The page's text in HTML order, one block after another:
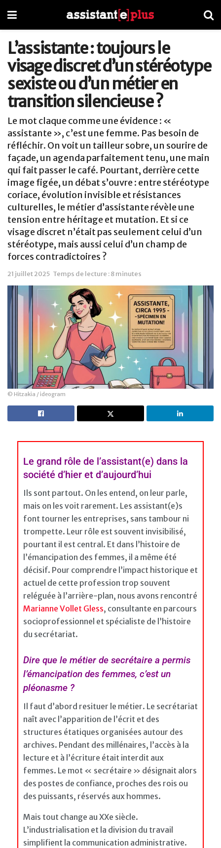
L’assistante : toujours le
visage discret d’un stéréotype
sexiste ou d’un métier en
transition silencieuse ?
Le mot claque comme une évidence : «
assistante », c’est une femme. Pas besoin de
réfléchir. On voit un tailleur sobre, un sourire de
façade, un agenda parfaitement tenu, une main
qui fait passer le café. Pourtant, derrière cette
image figée, un débat s’ouvre : entre stéréotype
coriace, évolution invisible et résistances
culturelles, le métier d’assistante révèle une
tension entre héritage et mutation. Et si ce
visage discret n’était pas seulement celui d’un
stéréotype, mais aussi celui d’un champ de
forces contradictoires ?
21 juillet 2025 Temps de lecture : 8 minutes
© Hitzakia / ideogram
Le grand rôle de l’assistant(e) dans la
société d’hier et d’aujourd’hui
Ils sont partout. On les entend, on leur parle,
mais on les voit rarement. Les assistant(e)s
font tourner les entreprises, sans tambour ni
trompette. Leur rôle est souvent invisibilisé,
pourtant il est central. Et dans l’histoire de
l’émancipation des femmes, il a même été
décisif. Pour comprendre l’impact historique et
actuel de cette profession trop souvent
reléguée à l’arrière-plan, nous avons rencontré
Marianne Vollet Gless, consultante en parcours
socioprofessionnel et spécialiste de l’histoire
du secrétariat.
Dire que le métier de secrétaire a permis
l’émancipation des femmes, c’est un
pléonasme ?
Il faut d’abord resituer le métier. Le secrétariat
naît avec l’apparition de l’écrit et des
structures étatiques organisées autour des
archives. Pendant des millénaires, l’accès à la
lecture et à l’écriture était interdit aux
femmes. Le mot « secrétaire » désignait alors
des postes de confiance, proches des rois ou
des puissants, réservés aux hommes.
Mais tout change au XXe siècle.
L’industrialisation et la division du travail
simplifient la communication administrative.